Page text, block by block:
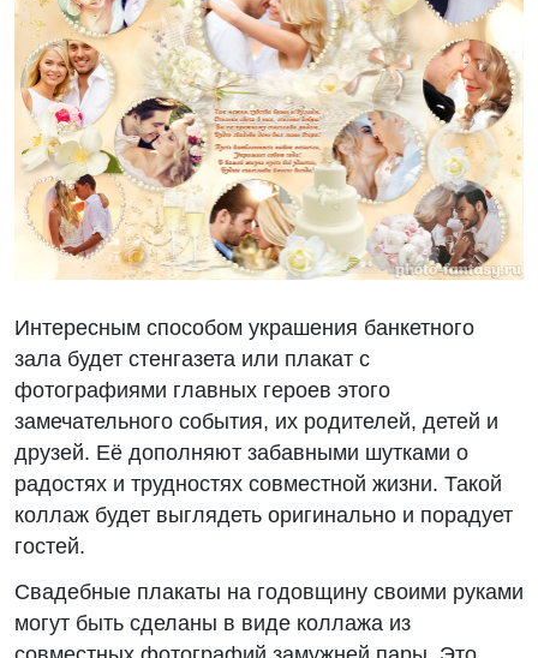
Интересным способом украшения банкетного
зала будет стенгазета или плакат с
фотографиями главных героев этого
замечательного события, их родителей, детей и
друзей. Её дополняют забавными шутками о
радостях и трудностях совместной жизни. Такой
коллаж будет выглядеть оригинально и порадует
гостей.
Свадебные плакаты на годовщину своими руками
могут быть сделаны в виде коллажа из